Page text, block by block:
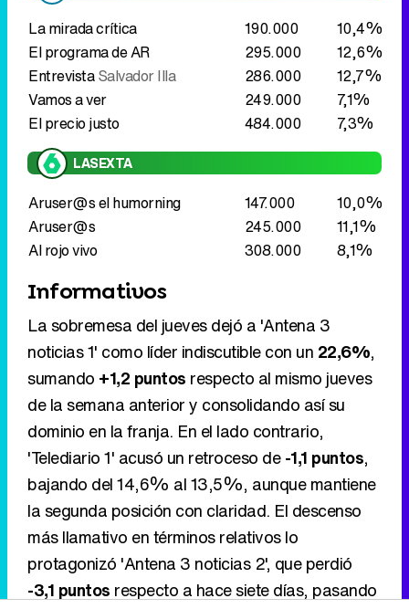
La mirada crítica 190.000
10,4%
El programa de AR
295.000
12,6%
EntrevistaSalvador Illa 286.000
12,7%
Vamos a ver
249.000
7,1%
El precio justo
484.000 7,3%
LASEXTA
Aruser@s el humorning 147.000
10,0%
Aruser@s
245.000
11,1%
Al rojo vivo
308.000 8,1%
Informativos
La sobremesa del jueves dejó a 'Antena 3
noticias 1' como líder indiscutible con un 22,6%,
sumando +1,2 puntos respecto al mismo jueves
de la semana anterior y consolidando así su
dominio en la franja. En el lado contrario,
'Telediario 1' acusó un retroceso de-1,1 puntos,
bajando del 14,6% al 13,5%, aunque mantiene
la segunda posición con claridad. El descenso
más llamativo en términos relativos lo
protagonizó 'Antena 3 noticias 2', que perdió
-3,1 puntos respecto a hace siete días, pasando